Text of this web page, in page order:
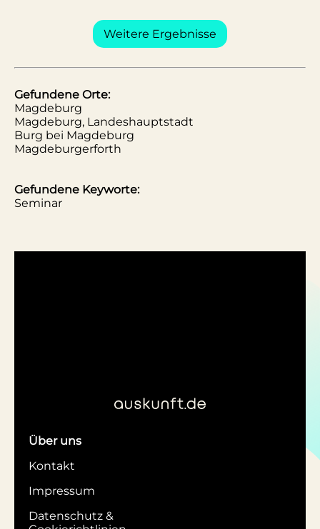
Weitere Ergebnisse
Gefundene Orte:
Magdeburg
Magdeburg, Landeshauptstadt
Burg bei Magdeburg
Magdeburgerforth
Gefundene Keyworte:
Seminar
Über uns
Kontakt
Impressum
Datenschutz &